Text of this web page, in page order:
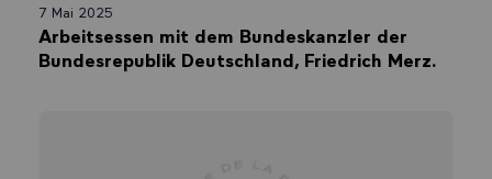
7 Mai 2025
Arbeitsessen mit dem Bundeskanzler der
Bundesrepublik Deutschland, Friedrich Merz.